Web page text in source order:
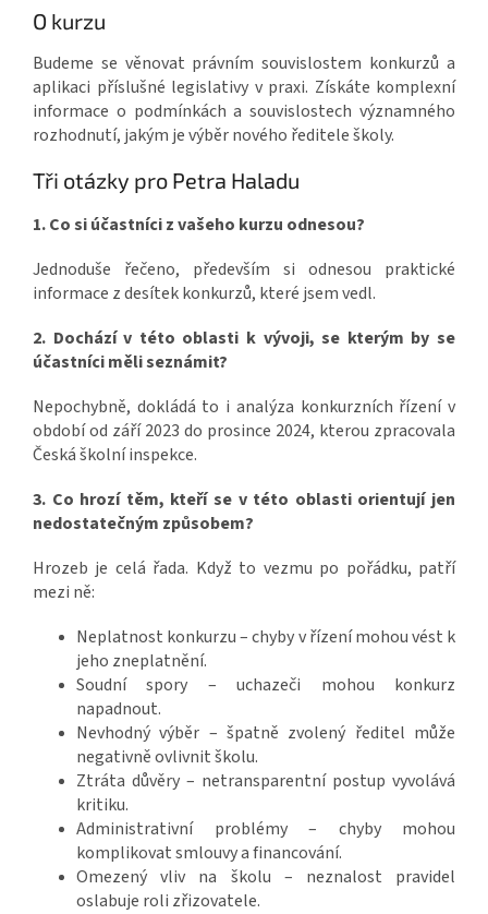
O kurzu
Budeme se věnovat právním souvislostem konkurzů a
aplikaci příslušné legislativy v praxi. Získáte komplexní
informace o podmínkách a souvislostech významného
rozhodnutí, jakým je výběr nového ředitele školy.
Tři otázky pro Petra Haladu
1.⁠ ⁠Co si účastníci z vašeho kurzu odnesou?
Jednoduše řečeno, především si odnesou praktické
informace z desítek konkurzů, které jsem vedl.
2.⁠ ⁠Dochází v této oblasti k vývoji, se kterým by se
účastníci měli seznámit?
Nepochybně, dokládá to i analýza konkurzních řízení v
období od září 2023 do prosince 2024, kterou zpracovala
Česká školní inspekce.
3.⁠ ⁠Co hrozí těm, kteří se v této oblasti orientují jen
nedostatečným způsobem?
Hrozeb je celá řada. Když to vezmu po pořádku, patří
mezi ně:
Neplatnost konkurzu – chyby v řízení mohou vést k
jeho zneplatnění.
Soudní spory – uchazeči mohou konkurz
napadnout.
Nevhodný výběr – špatně zvolený ředitel může
negativně ovlivnit školu.
Ztráta důvěry – netransparentní postup vyvolává
kritiku.
Administrativní problémy – chyby mohou
komplikovat smlouvy a financování.
Omezený vliv na školu – neznalost pravidel
oslabuje roli zřizovatele.